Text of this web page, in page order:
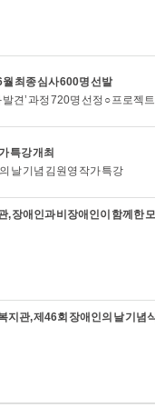
최종 심사 600명 선발
견’ 과정 720명 선정 ○ 프로젝
특강 개최
날 기념 김원영 작가 특강
장애인과 비장애인이 함께한
지관, 제46회 장애인의 날 기념